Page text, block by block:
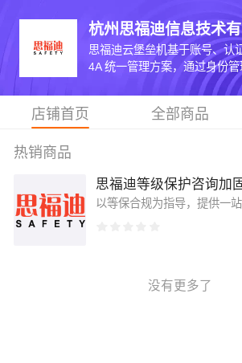
杭州思福迪信息技术有
思福迪云堡垒机基于账号、认
4A 统一管理方案，通过身份管
店铺首页 全部商品
热销商品
思福迪等级保护咨询加
没有更多了